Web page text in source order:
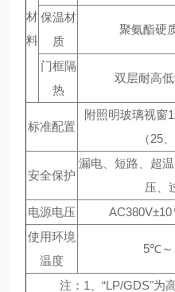
材
料
保温材
质
聚氨酯硬
门框隔
热
双层耐高
标准配置
附照明玻璃视窗
（25
安全保护
漏电、短路、超
压、
电源电压
AC380V±10
使用环境
温度
5℃～
注：1、“LP/GDS"为